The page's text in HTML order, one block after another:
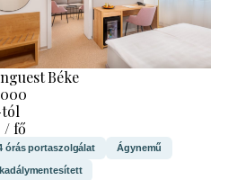
Béke
/ fő
órás portaszolgálat Ágynemű